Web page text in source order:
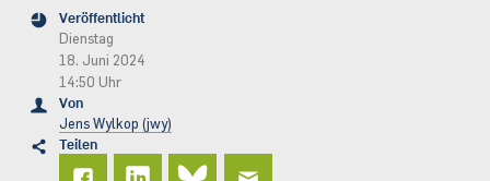
Veröffentlicht
Dienstag
18. Juni 2024
14:50 Uhr
Von
Jens Wylkop (jwy)
Teilen